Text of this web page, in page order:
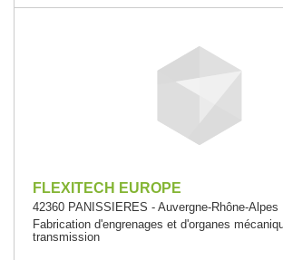
FLEXITECH EUROPE
42360 PANISSIERES - Auvergne-Rhône-Alpes
Fabrication d'engrenages et d'organes
transmission